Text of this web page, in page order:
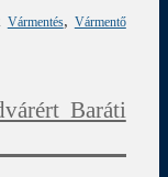
Vármentés, Vármentő
Baráti